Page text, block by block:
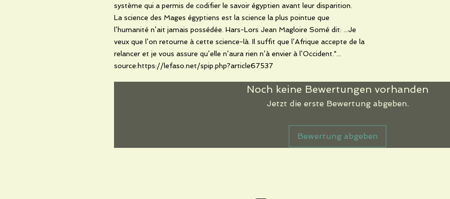
système qui a permis de codifier le savoir égyptien avant leur disparition.
La science des Mages égyptiens est la science la plus pointue que
l’humanité n’ait jamais possédée. Hars-Lors Jean Magloire Somé dit: ...Je
veux que l’on retourne à cette science-là. Il suffit que l’Afrique accepte de la
relancer et je vous assure qu’elle n’aura rien n’à envier à l’Occident."...
source:https://lefaso.net/spip.php?article67537
Noch keine Bewertungen vorhanden
Jetzt die erste Bewertung abgeben.
Bewertung abgeben